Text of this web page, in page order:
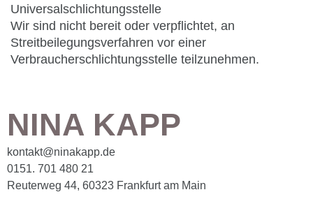
Universalschlichtungsstelle
Wir sind nicht bereit oder verpflichtet, an
Streitbeilegungsverfahren vor einer
Verbraucherschlichtungsstelle teilzunehmen.
NINA KAPP
kontakt@ninakapp.de
0151. 701 480 21
Reuterweg 44, 60323 Frankfurt am Main